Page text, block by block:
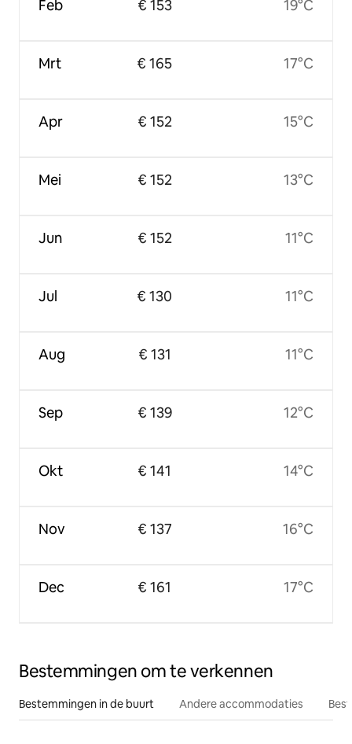
Feb
Mrt
Apr
Mei
Jun
Jul
Aug
Sep
Okt
Nov
Dec
€ 153
€ 165
€ 152
€ 152
€ 152
€ 130
€ 131
€ 139
€ 141
€ 137
€ 161
19°C
17°C
15°C
13°C
11°C
11°C
11°C
12°C
14°C
16°C
17°C
Bestemmingen om te verkennen
Bestemmingen in de buurt Andere accommodaties